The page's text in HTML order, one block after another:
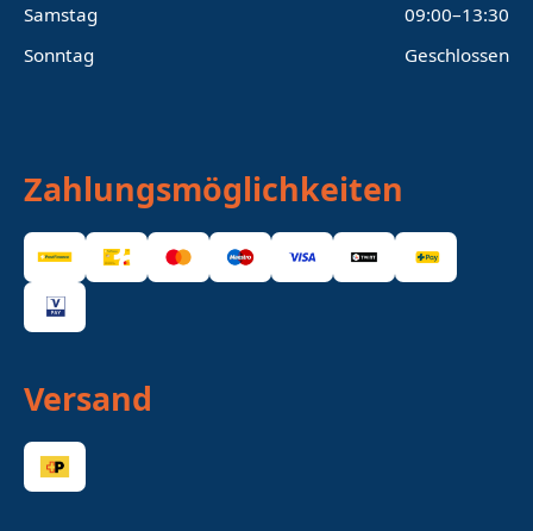
Samstag
09:00–13:30
Sonntag
Geschlossen
Zahlungsmöglichkeiten
Versand